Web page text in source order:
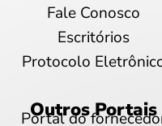
Fale Conosco
Escritórios
Protocolo
Outros Portais
Portal do